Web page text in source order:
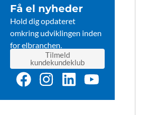
Få el nyheder
Hold dig opdateret
omkring udviklingen inden
for elbranchen.
Tilmeld
kundekundeklub
F
a
c
I
n
s
L
i
n
Y
u